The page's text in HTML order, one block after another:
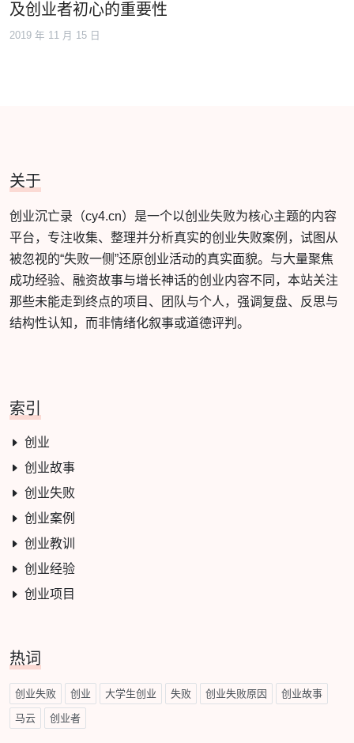
及创业者初心的重要性
2019 年 11 月 15 日
关于
创业沉亡录（cy4.cn）是一个以创业失败为核心主题的内容
平台，专注收集、整理并分析真实的创业失败案例，试图从
被忽视的“失败一侧”还原创业活动的真实面貌。与大量聚焦
成功经验、融资故事与增长神话的创业内容不同，本站关注
那些未能走到终点的项目、团队与个人，强调复盘、反思与
结构性认知，而非情绪化叙事或道德评判。
索引
创业
创业故事
创业失败
创业案例
创业教训
创业经验
创业项目
热词
创业失败 创业 大学生创业 失败 创业失败原因 创业故事
马云 创业者